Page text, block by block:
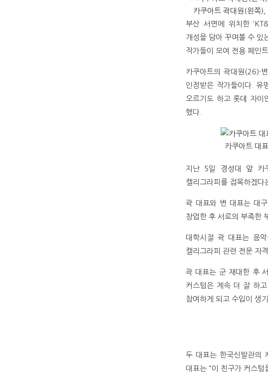
카쿠아트 곽대원(왼쪽
부산 서면에 위치한
개성을 담아 꾸며볼 수 있
작가들이 모여 전용 페인
카쿠아트의 곽대원(26)·
인정받은 작가들이다. 유
오르기도 하고 롯데 자이
했다.
카쿠아트 대
지난 5일 경성대 앞 카
캘리그라피를 접목하겠다
곽 대표와 변 대표는 대
창업한 후 서로의 부족한
대학시절 곽 대표는 음
캘리그라피 관련 전문 자
곽 대표는 군 재대한 후
커스텀은 계속 더 잘 하
참여하게 되고 수입이 생
두 대표는 한국신발관의
대표는 “이 친구가 커스